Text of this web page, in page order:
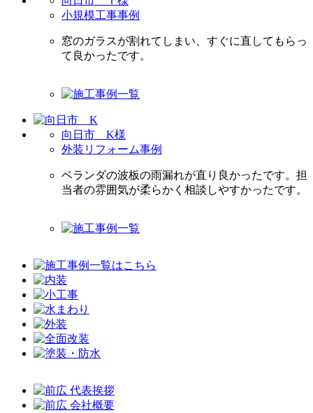
小規模工事事例
窓のガラスが割れてしまい、すぐに直してもらっ
て良かったです。
向日市 K様
外装リフォーム事例
ベランダの波板の雨漏れが直り良かったです。担
当者の雰囲気が柔らかく相談しやすかったです。